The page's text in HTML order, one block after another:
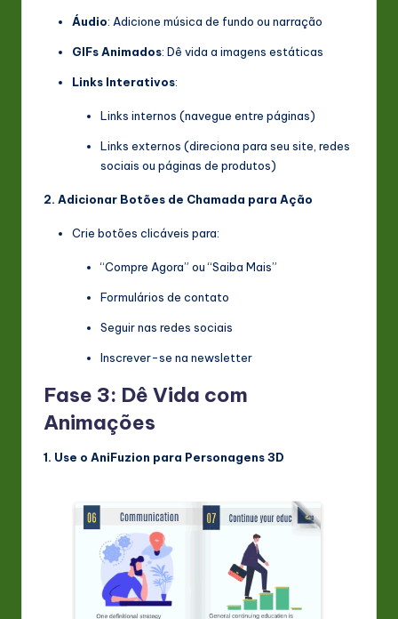
Áudio: Adicione música de fundo ou narração
GIFs Animados: Dê vida a imagens estáticas
Links Interativos:
Links internos (navegue entre páginas)
Links externos (direciona para seu site, redes
sociais ou páginas de produtos)
2. Adicionar Botões de Chamada para Ação
Crie botões clicáveis para:
“Compre Agora” ou “Saiba Mais”
Formulários de contato
Seguir nas redes sociais
Inscrever-se na newsletter
Fase 3: Dê Vida com
Animações
1. Use o AniFuzion para Personagens 3D